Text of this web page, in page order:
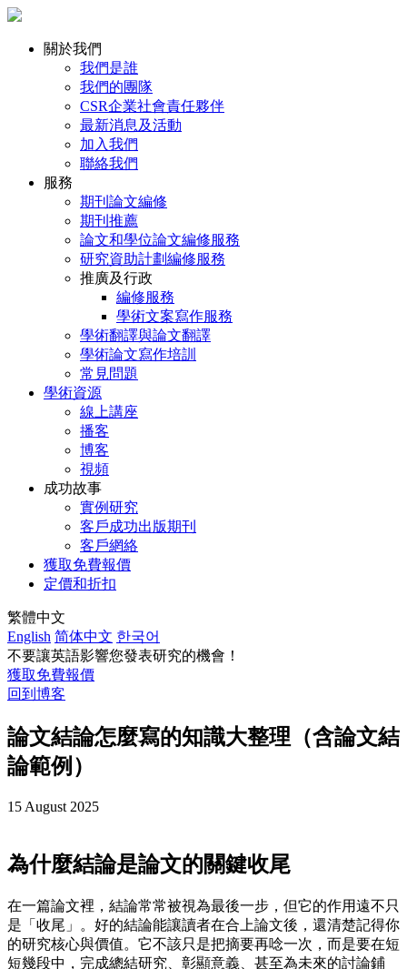
關於我們
我們是誰
我們的團隊
CSR企業社會責任夥伴
最新消息及活動
加入我們
聯絡我們
服務
期刊論文編修
期刊推薦
論文和學位論文編修服務
研究資助計劃編修服務
推廣及行政
編修服務
學術文案寫作服務
學術翻譯與論文翻譯
學術論文寫作培訓
常見問題
學術資源
線上講座
播客
博客
視頻
成功故事
實例研究
客戶成功出版期刊
客戶網絡
獲取免費報價
定價和折扣
繁體中文
English 简体中文 한국어
不要讓英語影響您發表研究的機會！
獲取免費報價
回到博客
論文結論怎麼寫的知識大整理（含論文結
論範例）
15 August 2025
為什麼結論是論文的關鍵收尾
在一篇論文裡，結論常常被視為最後一步，但它的作用遠不只
是「收尾」。好的結論能讓讀者在合上論文後，還清楚記得你
的研究核心與價值。它不該只是把摘要再唸一次，而是要在短
短幾段中，完成總結研究、彰顯意義、甚至為未來的討論鋪